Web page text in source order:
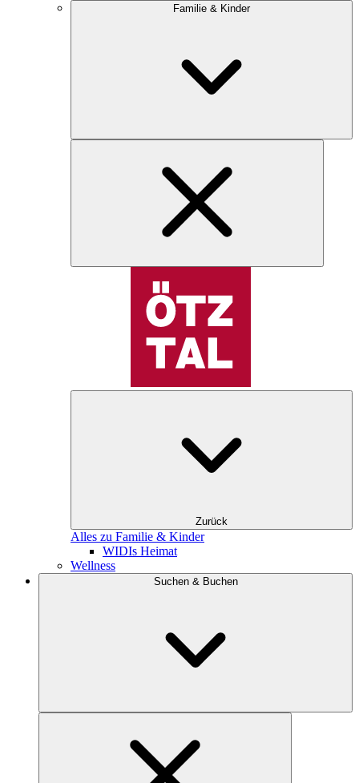
Familie & Kinder
Zurück
Alles zu Familie & Kinder
WIDIs Heimat
Wellness
Suchen & Buchen